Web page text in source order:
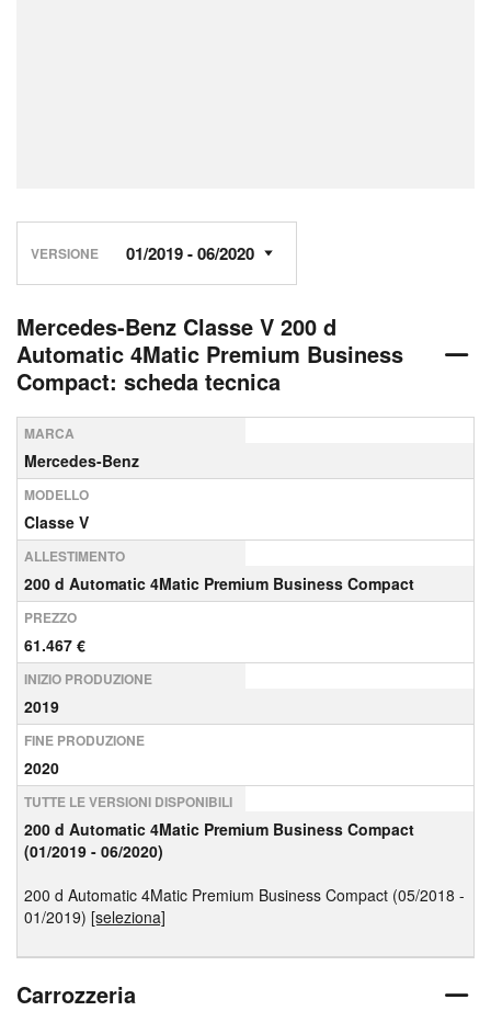
VERSIONE
Mercedes-Benz Classe V 200 d
Automatic 4Matic Premium Business
Compact: scheda tecnica
MARCA
Mercedes-Benz
MODELLO
Classe V
ALLESTIMENTO
200 d Automatic 4Matic Premium Business Compact
PREZZO
61.467 €
INIZIO PRODUZIONE
2019
FINE PRODUZIONE
2020
TUTTE LE VERSIONI DISPONIBILI
200 d Automatic 4Matic Premium Business Compact
(01/2019 - 06/2020)
200 d Automatic 4Matic Premium Business Compact (05/2018 -
01/2019) [seleziona]
Carrozzeria